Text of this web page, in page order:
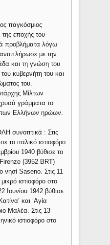
παγκόσμιος
εποχής του
προβλήματα λόγω
με την
και τη γνώση του
κυβερνήτη του και
του.
Μίλτων
γράμματα το
των Ελλήνων ηρώων.
συνοπτικά : Στις
το ιταλικό ιστιοφόρο
1940 βύθισε το
(3952 BRT)
νησί Saseno. Στις 11
ιστιοφόρο στο
Ιουνίου 1942 βύθισε
και ‘Αγία
Μαλέα. Στις 13
ιστιοφόρο στο